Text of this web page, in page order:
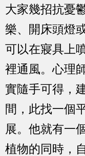
大家幾招抗憂
樂、開床頭燈
可以在寢具上
裡通風。心理
實隨手可得，
間，此找一個
展。他就有一
植物的同時，